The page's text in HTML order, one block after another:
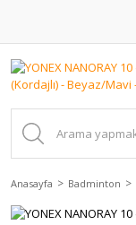
Anasayfa Badminton